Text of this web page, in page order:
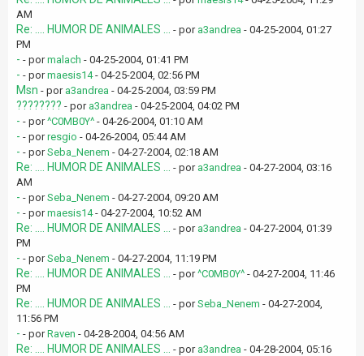
AM
Re: .... HUMOR DE ANIMALES ... - por a3andrea - 04-25-2004, 01:27
PM
- - pormalach - 04-25-2004, 01:41 PM
- - pormaesis14- 04-25-2004, 02:56 PM
Msn - por a3andrea - 04-25-2004, 03:59 PM
???????? - por a3andrea - 04-25-2004, 04:02 PM
- - por^C0MB0Y^ - 04-26-2004, 01:10 AM
- - porresgio - 04-26-2004, 05:44 AM
- - porSeba_Nenem - 04-27-2004, 02:18 AM
Re: .... HUMOR DE ANIMALES ... - por a3andrea - 04-27-2004, 03:16
AM
- - porSeba_Nenem - 04-27-2004, 09:20 AM
- - pormaesis14- 04-27-2004, 10:52 AM
Re: .... HUMOR DE ANIMALES ... - por a3andrea - 04-27-2004, 01:39
PM
- - porSeba_Nenem - 04-27-2004, 11:19 PM
Re: .... HUMOR DE ANIMALES ... - por^C0MB0Y^ - 04-27-2004, 11:46
PM
Re: .... HUMOR DE ANIMALES ... - porSeba_Nenem - 04-27-2004,
11:56 PM
- - porRaven - 04-28-2004, 04:56 AM
Re: .... HUMOR DE ANIMALES ... - por a3andrea - 04-28-2004, 05:16